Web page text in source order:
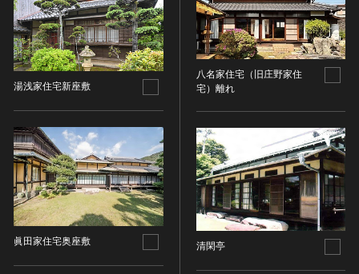
国指定文化財等データベース
湯浅家住宅新座敷
眞田家住宅奥座敷
八名家住宅（旧庄野家住
宅）離れ
清閑亭
古墳 [日本]
飛鳥 [日本]
奈良 [日本]
平安 [日本]
南北朝 [日本]
室町 [日本]
安土・桃山 [日本]
江戸 [日本]
明治 [日本]
大正 [日本]
建造物
宗教建築
城郭建築
絵画
日本画
油彩画
水彩
素描
所在地（都道府県）
所在地（都道府県）を選択
所在地（市区町村）
所蔵館
指定区分
指定区分を選択